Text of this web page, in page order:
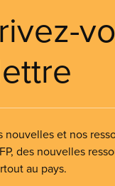
nouvelles et nos
des nouvelles
au pays.